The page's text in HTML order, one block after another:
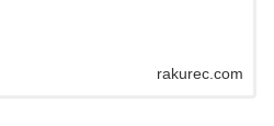
rakurec.com